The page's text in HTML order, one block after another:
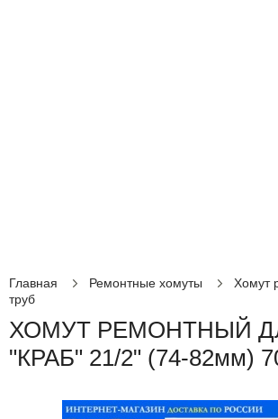
Главная Ремонтные хомуты
Хомут
труб
ХОМУТ РЕМОНТНЫЙ
"КРАБ" 21/2" (74-82мм)